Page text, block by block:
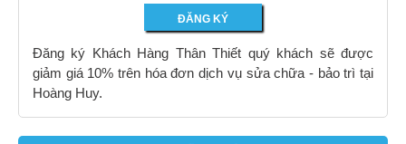
Đăng ký Khách Hàng Thân Thiết quý khách sẽ được
giảm giá 10% trên hóa đơn dịch vụ sửa chữa - bảo trì tại
Hoàng Huy.